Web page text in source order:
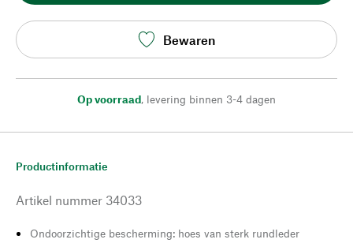
Bewaren
Op voorraad, levering binnen 3-4 dagen
Productinformatie
Artikel nummer 34033
Ondoorzichtige bescherming: hoes van sterk rundleder